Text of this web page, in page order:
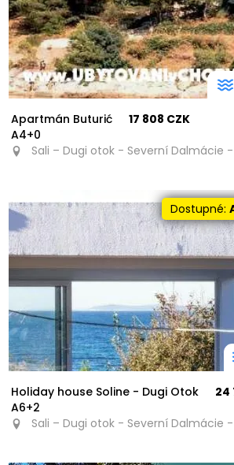
Apartmán Buturić
A4+0
17 808 CZK
Sali – Dugi otok - Severní Dalmácie
Dostupné:
Holiday house Soline - Dugi Otok
A6+2
24
Sali – Dugi otok - Severní Dalmácie